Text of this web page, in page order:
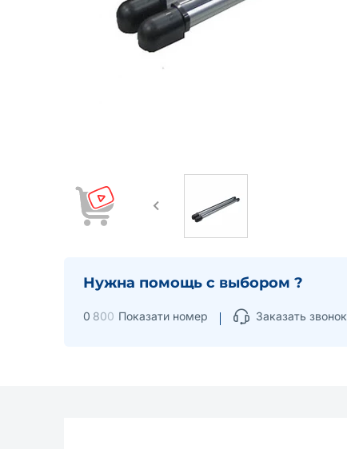
Нужна помощь с выбором ?
0 800 Показати номер Заказать звонок